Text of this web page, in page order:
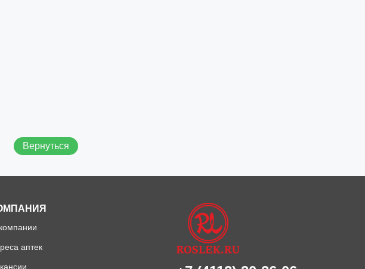
Вернуться
аптек